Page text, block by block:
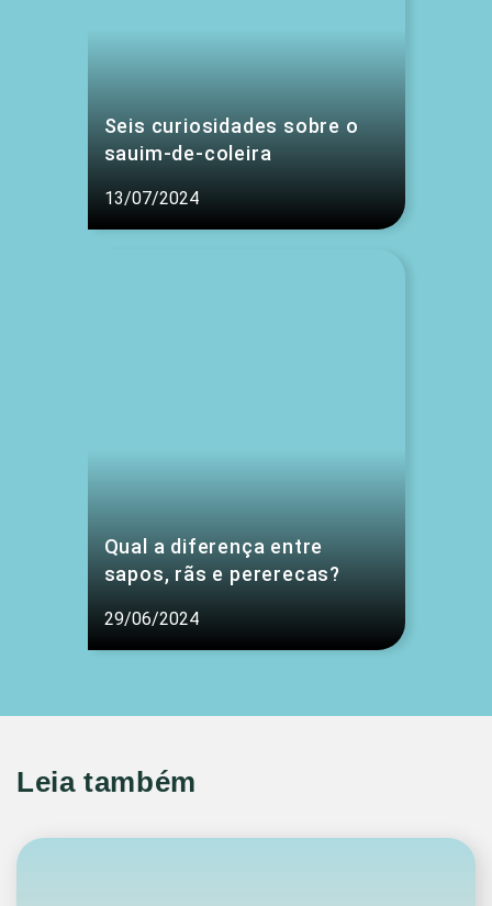
Seis curiosidades sobre o
sauim-de-coleira
13/07/2024
Qual a diferença entre
sapos, rãs e pererecas?
29/06/2024
Leia também